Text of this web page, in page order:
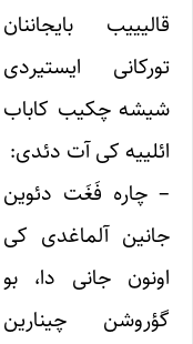
قالیییب ‌بایجاننان
تورکانی ایستیردی
شیشه چکیب کاباب
ائلییه کی آت دئدی:
– چاره فَغَت دئوین
جانین آلماغدی کی
اونون جانی دا، بو
گؤروشن چینارین